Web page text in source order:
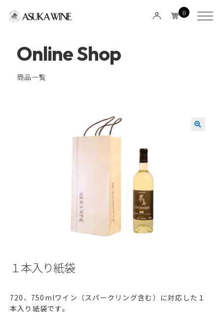
0
Online Shop
商品一覧
１本入り紙袋
720、750mlワイン（スパークリング含む）に対応した１
本入り紙袋です。